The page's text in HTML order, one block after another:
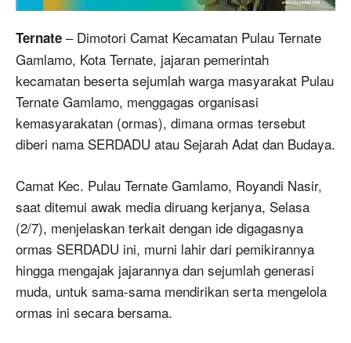
Ternate – Dimotori Camat Kecamatan Pulau Ternate
Gamlamo, Kota Ternate, jajaran pemerintah
kecamatan beserta sejumlah warga masyarakat Pulau
Ternate Gamlamo, menggagas organisasi
kemasyarakatan (ormas), dimana ormas tersebut
diberi nama SERDADU atau Sejarah Adat dan Budaya.
Camat Kec. Pulau Ternate Gamlamo, Royandi Nasir,
saat ditemui awak media diruang kerjanya, Selasa
(2/7), menjelaskan terkait dengan ide digagasnya
ormas SERDADU ini, murni lahir dari pemikirannya
hingga mengajak jajarannya dan sejumlah generasi
muda, untuk sama-sama mendirikan serta mengelola
ormas ini secara bersama.